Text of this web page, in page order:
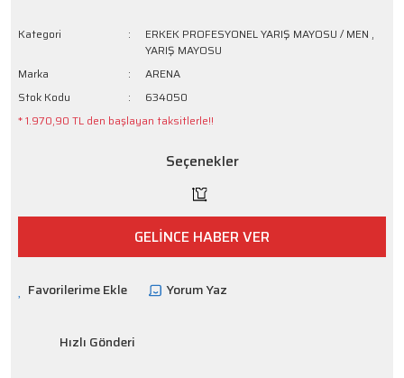
Kategori ERKEK PROFESYONEL YARIŞ MAYOSU / MEN ,
YARIŞ MAYOSU
Marka
ARENA
Stok Kodu
634050
* 1.970,90 TL den başlayan taksitlerle!!
Seçenekler
GELİNCE HABER VER
Yorum Yaz
Hızlı Gönderi